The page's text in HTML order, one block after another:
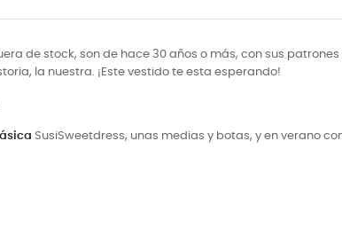
de stock, son de hace 30 años o más, con sus
la nuestra. ¡Este vestido te esta esperando!
SusiSweetdress, unas medias y botas, y en verano